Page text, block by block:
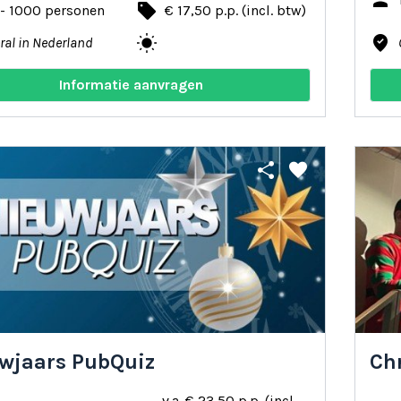
1000 personen local_offer € 17,50 p.p. (incl. btw)
in Nederland wb_sunny
Informatie aanvragen
where_to_vote
share favorite
PubQuiz